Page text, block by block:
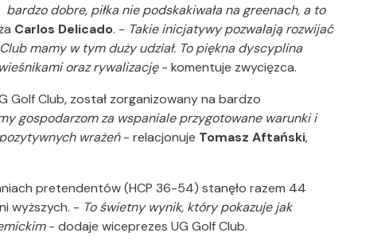
bardzo dobre, piłka nie podskakiwała na greenach, a to
Carlos Delicado. - Takie inicjatywy pozwalają rozwijać
mamy w tym duży udział. To piękna dyscyplina
oraz rywalizację- komentuje zwycięzca.
Golf Club, został zorganizowany na bardzo
gospodarzom za wspaniale przygotowane warunki i
wrażeń- relacjonuje Tomasz Aftański,
pretendentów (HCP 36-54) stanęło razem 44
wyższych. - To świetny wynik, który pokazuje jak
- dodaje wiceprezes UG Golf Club.